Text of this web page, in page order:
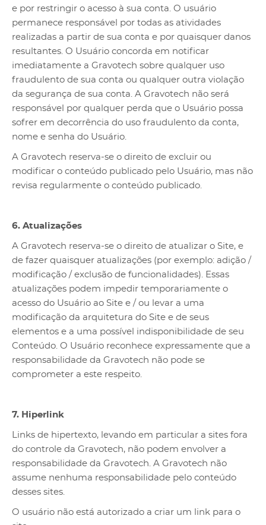
e por restringir o acesso à sua conta. O usuário
permanece responsável por todas as atividades
realizadas a partir de sua conta e por quaisquer danos
resultantes. O Usuário concorda em notificar
imediatamente a Gravotech sobre qualquer uso
fraudulento de sua conta ou qualquer outra violação
da segurança de sua conta. A Gravotech não será
responsável por qualquer perda que o Usuário possa
sofrer em decorrência do uso fraudulento da conta,
nome e senha do Usuário.
A Gravotech reserva-se o direito de excluir ou
modificar o conteúdo publicado pelo Usuário, mas não
revisa regularmente o conteúdo publicado.
6. Atualizações
A Gravotech reserva-se o direito de atualizar o Site, e
de fazer quaisquer atualizações (por exemplo: adição /
modificação / exclusão de funcionalidades). Essas
atualizações podem impedir temporariamente o
acesso do Usuário ao Site e / ou levar a uma
modificação da arquitetura do Site e de seus
elementos e a uma possível indisponibilidade de seu
Conteúdo. O Usuário reconhece expressamente que a
responsabilidade da Gravotech não pode se
comprometer a este respeito.
7. Hiperlink
Links de hipertexto, levando em particular a sites fora
do controle da Gravotech, não podem envolver a
responsabilidade da Gravotech. A Gravotech não
assume nenhuma responsabilidade pelo conteúdo
desses sites.
O usuário não está autorizado a criar um link para o